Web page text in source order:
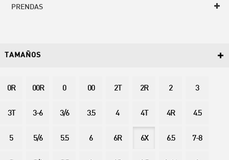
PRENDAS
TAMAÑOS
0R 00R 0 00 2T 2R 2 3
3T 3-6 3/6 3.5 4 4T 4R 4.5
5 5/6 5.5 6 6R 6X 6.5 7-8